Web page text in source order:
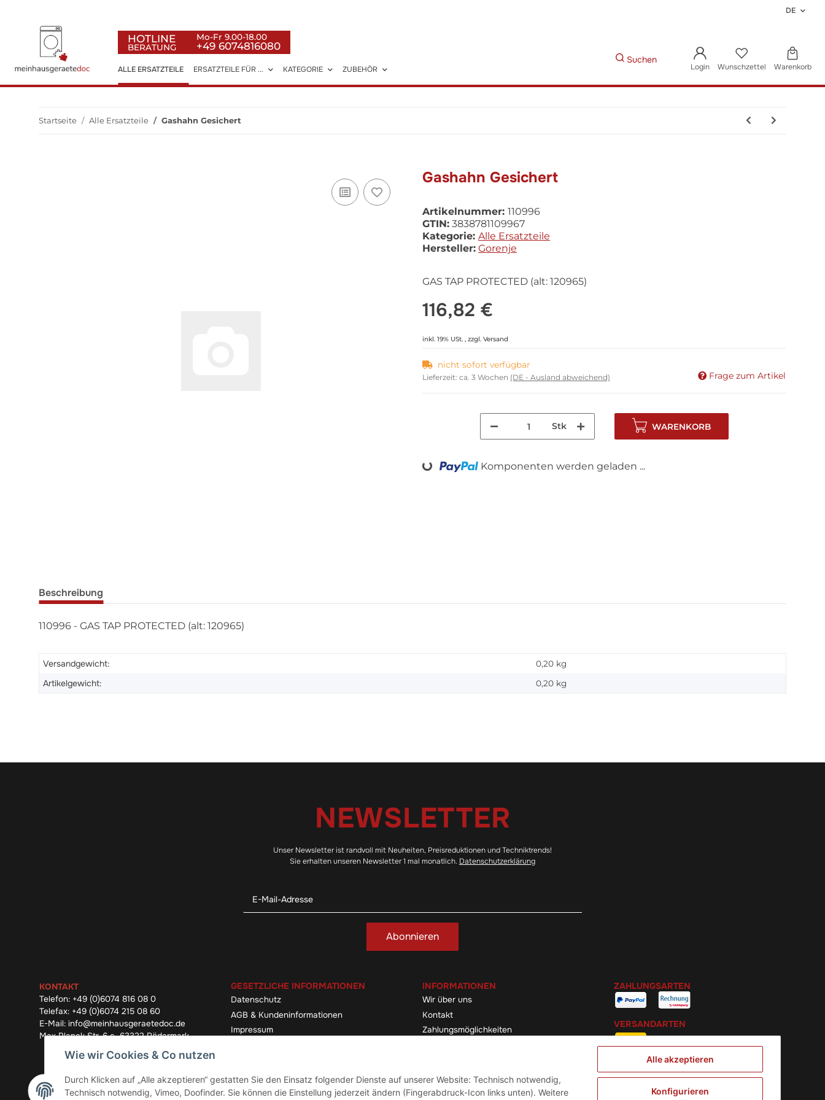
DE
Suchen
Login Wunschzettel Warenkorb
HOTLINE
BERATUNG
Mo-Fr 9.00-18.00
+49 6074816080
ALLE ERSATZTEILE ERSATZTEILE FÜR ... KATEGORIE ZUBEHÖR
Startseite Alle Ersatzteile Gashahn Gesichert
Gashahn Gesichert
Artikelnummer: 110996
GTIN: 3838781109967
Kategorie: Alle Ersatzteile
Hersteller: Gorenje
GAS TAP PROTECTED (alt: 120965)
116,82 €
inkl. 19% USt. , zzgl. Versand
nicht sofort verfügbar
Lieferzeit: ca. 3 Wochen (DE - Ausland abweichend) Frage zum Artikel
Stk WARENKORB
Loading... Komponenten werden geladen ...
Beschreibung
110996 - GAS TAP PROTECTED (alt: 120965)
Versandgewicht: 0,20 kg
Artikelgewicht: 0,20 kg
NEWSLETTER
Unser Newsletter ist randvoll mit Neuheiten, Preisreduktionen und Techniktrends!
Sie erhalten unseren Newsletter 1 mal monatlich. Datenschutzerklärung
Abonnieren
KONTAKT
Telefon: +49 (0)6074 816 08 0
Telefax: +49 (0)6074 215 08 60
E-Mail: info@meinhausgeraetedoc.de
Max Planck Str. 6 c, 63322 Rödermark
GESETZLICHE INFORMATIONEN
Datenschutz
AGB & Kundeninformationen
Impressum
INFORMATIONEN
Wir über uns
Kontakt
Zahlungsmöglichkeiten
ZAHLUNGSARTEN
VERSANDARTEN
Vertrag widerrufen
Wie wir Cookies & Co nutzen
Durch Klicken auf „Alle akzeptieren“ gestatten Sie den Einsatz folgender Dienste auf unserer Website: Technisch notwendig,
Technisch notwendig, Vimeo, Doofinder. Sie können die Einstellung jederzeit ändern (Fingerabdruck-Icon links unten). Weitere
Alle akzeptieren
Konfigurieren